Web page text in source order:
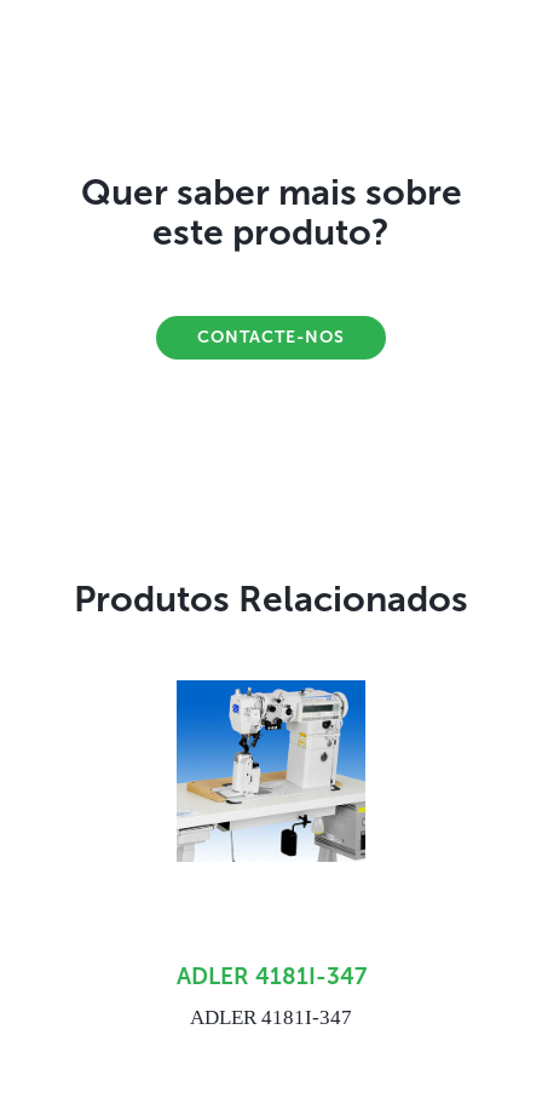
Quer saber mais sobre
este produto?
CONTACTE-NOS
Produtos Relacionados
ADLER 4181I-347
ADLER 4181I-347